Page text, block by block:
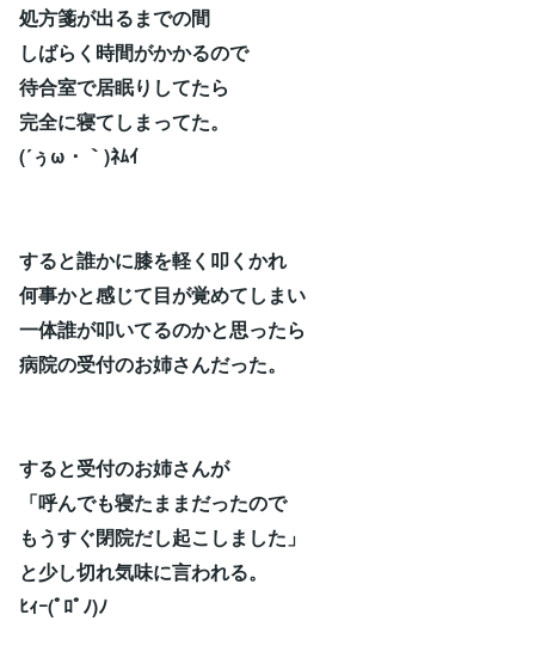
処方箋が出るまでの間
しばらく時間がかかるので
待合室で居眠りしてたら
完全に寝てしまってた。
(´ぅω・｀)ﾈﾑｲ
すると誰かに膝を軽く叩くかれ
何事かと感じて目が覚めてしまい
一体誰が叩いてるのかと思ったら
病院の受付のお姉さんだった。
すると受付のお姉さんが
「呼んでも寝たままだったので
もうすぐ閉院だし起こしました」
と少し切れ気味に言われる。
ﾋｨｰ(ﾟﾛﾟﾉ)ﾉ